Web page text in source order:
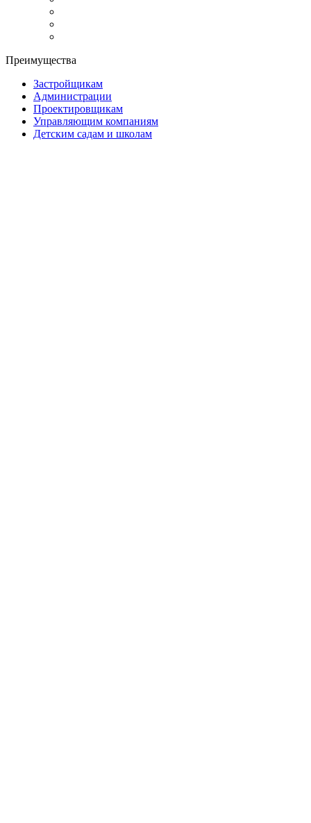
Преимущества
Застройщикам
Администрации
Проектировщикам
Управляющим компаниям
Детским садам и школам